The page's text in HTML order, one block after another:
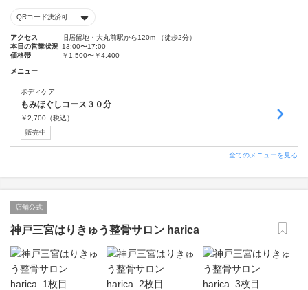
QRコード決済可
アクセス
旧居留地・大丸前駅から120m （徒歩2分）
本日の営業状況 13:00〜17:00
価格帯
￥1,500〜￥4,400
メニュー
ボディケア
もみほぐしコース３０分
￥2,700 （税込）
販売中
全てのメニューを見る
店舗公式
神戸三宮はりきゅう整骨サロン harica